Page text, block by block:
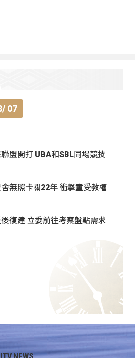
07
盟開打 UBA和SBL同場競技
無照卡關22年 衝擊童受教權
復建 立委前往考察盤點需求
NEWS